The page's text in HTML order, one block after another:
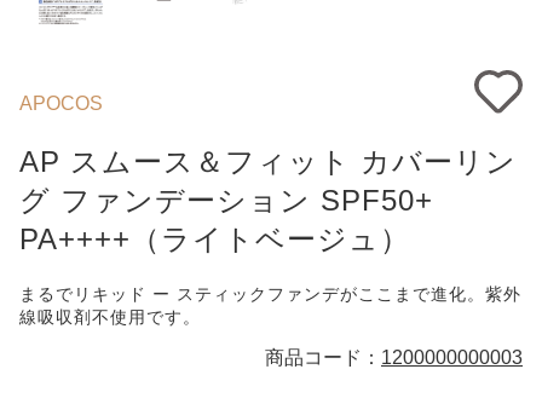
APOCOS
AP スムース＆フィット カバーリン
グ ファンデーション SPF50+
PA++++（ライトベージュ）
まるでリキッド ー スティックファンデがここまで進化。紫外
線吸収剤不使用です。
商品コード： 1200000000003